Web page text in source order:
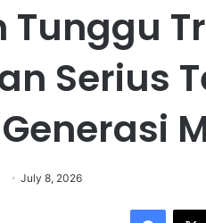
Serius
July 8, 2026